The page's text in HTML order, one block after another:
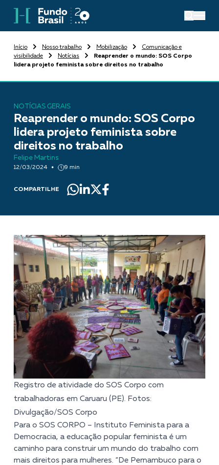
Início Nosso trabalho Mobilização
Comunicação e
visibilidade
Notícias
Reaprender o mundo: SOS Corpo
lidera projeto feminista sobre direitos no trabalho
NOTÍCIAS GERAIS
Reaprender o mundo: SOS Corpo
lidera projeto feminista sobre
direitos no trabalho
Felipe Martins
12/03/2024 9 min
COMPARTILHE
Registro de atividade do SOS Corpo com
trabalhadoras em Caruaru (PE). Fotos:
Divulgação/SOS Corpo
Para o SOS CORPO – Instituto Feminista para a
Democracia, a educação popular feminista é um
caminho para construir um mundo do trabalho com
mais direitos para mulheres. “De Pernambuco para o